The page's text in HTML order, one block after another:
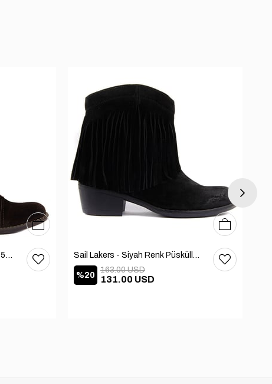
Sail Lakers - Kadın Deri Bot 105-2910-VENUS
363738
Sail Lakers - Siyah Renk Püsküllü Kadın Süet Bot 105-2929-VENUS
%20 131.00 USD
163.00 USD
3637 38